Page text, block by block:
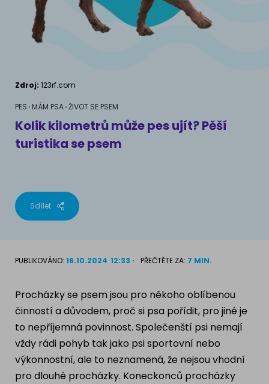
Pamlsky a doplňky stravy
Chování
Školení
MÁM PSA
Život se psem
Příslušenství pro psy
PLEMENA PSŮ
Francouzský buldog
Dalmatín
Zlatý retrívr
Výživové poradenství
Pamlsky a doplňky stravy
MÁM KOČKU
Jak rozumět kočce
Život s kočkou
Školení
Příslušenství pro kočky
PLEMENA KOČEK
Britská krátkosrstá kočka
Bengálská kočka
Kanadský Sphynx
AKVARIJNÍ RYBY
Zdroj: 123rf.com
PES MÁM PSA ŽIVOT SE PSEM
Kolik kilometrů může pes ujít? Pěší
turistika se psem
Sdílet
PUBLIKOVÁNO: 16.10.2024 12:33 PŘEČTĚTE ZA: 7 MIN.
Procházky se psem jsou pro někoho oblíbenou
činností a důvodem, proč si psa pořídit, pro jiné je
to nepříjemná povinnost. Společenští psi nemají
vždy rádi pohyb tak jako psi sportovní nebo
výkonnostní, ale to neznamená, že nejsou vhodní
pro dlouhé procházky. Koneckonců procházky